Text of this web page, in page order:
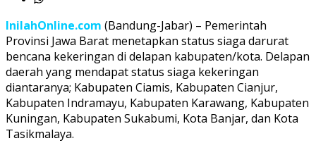
InilahOnline.com (Bandung-Jabar) – Pemerintah
Provinsi Jawa Barat menetapkan status siaga darurat
bencana kekeringan di delapan kabupaten/kota. Delapan
daerah yang mendapat status siaga kekeringan
diantaranya; Kabupaten Ciamis, Kabupaten Cianjur,
Kabupaten Indramayu, Kabupaten Karawang, Kabupaten
Kuningan, Kabupaten Sukabumi, Kota Banjar, dan Kota
Tasikmalaya.